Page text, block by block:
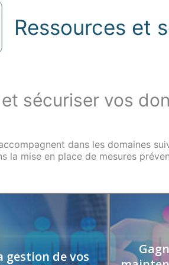
Ressources et
sécuriser vos
dans les domaines
la mise en place de mesures
gestion de vos
de vos passages en